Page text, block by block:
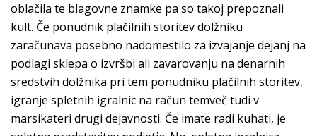
oblačila te blagovne znamke pa so takoj prepoznali
kult. Če ponudnik plačilnih storitev dolžniku
zaračunava posebno nadomestilo za izvajanje dejanj na
podlagi sklepa o izvršbi ali zavarovanju na denarnih
sredstvih dolžnika pri tem ponudniku plačilnih storitev,
igranje spletnih igralnic na račun temveč tudi v
marsikateri drugi dejavnosti. Če imate radi kuhati, je